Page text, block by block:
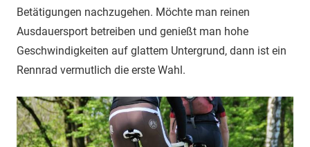
Betätigungen nachzugehen. Möchte man reinen
Ausdauersport betreiben und genießt man hohe
Geschwindigkeiten auf glattem Untergrund, dann ist ein
Rennrad vermutlich die erste Wahl.